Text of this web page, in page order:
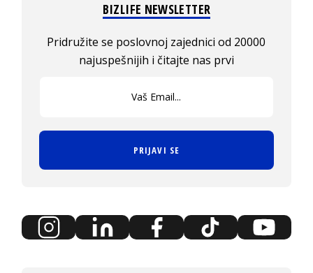
BIZLIFE NEWSLETTER
Pridružite se poslovnoj zajednici od 20000
najuspešnijih i čitajte nas prvi
PRIJAVI SE